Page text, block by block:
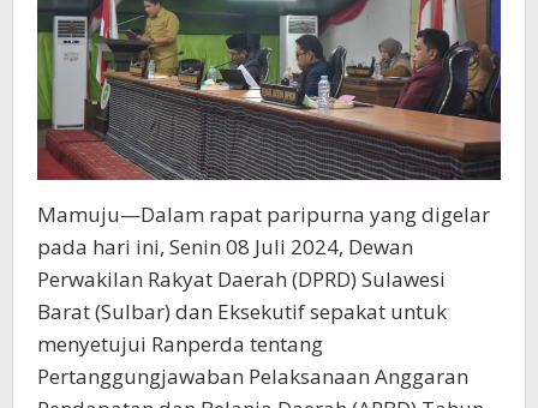
Mamuju—Dalam rapat paripurna yang digelar
pada hari ini, Senin 08 Juli 2024, Dewan
Perwakilan Rakyat Daerah (DPRD) Sulawesi
Barat (Sulbar) dan Eksekutif sepakat untuk
menyetujui Ranperda tentang
Pertanggungjawaban Pelaksanaan Anggaran